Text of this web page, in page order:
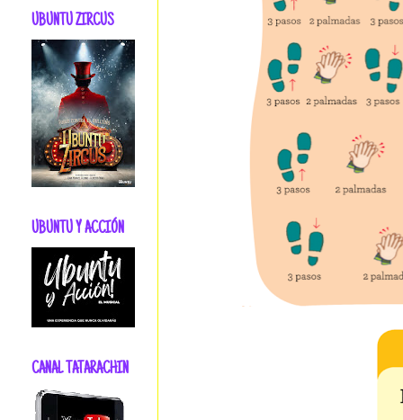
UBUNTU ZIRCUS
UBUNTU Y ACCIÓN
CANAL TATARACHIN